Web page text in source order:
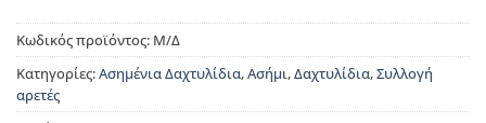
Κωδικός προϊόντος: Μ/Δ
Κατηγορίες:Ασημένια Δαχτυλίδια,Ασήμι,Δαχτυλίδια,Συλλογή
αρετές